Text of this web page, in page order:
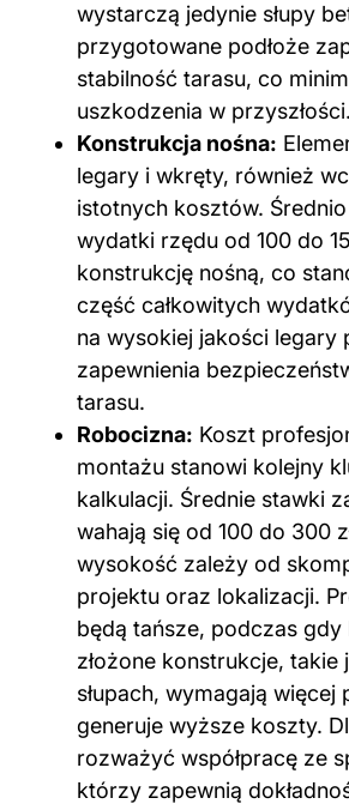
wystarczą jedynie słupy
przygotowane podłoże
stabilność tarasu, co
uszkodzenia w przyszłości.
Konstrukcja nośna:
legary i wkręty, również
istotnych kosztów.
wydatki rzędu od 100 do
konstrukcję nośną, co
część całkowitych
na wysokiej jakości legary
zapewnienia
tarasu.
Robocizna: Koszt
montażu stanowi kolejny
kalkulacji. Średnie stawki
wahają się od 100 do 300
wysokość zależy od
projektu oraz lokalizacji.
będą tańsze, podczas gdy
złożone konstrukcje, takie
słupach, wymagają więcej
generuje wyższe koszty.
rozważyć współpracę ze
którzy zapewnią